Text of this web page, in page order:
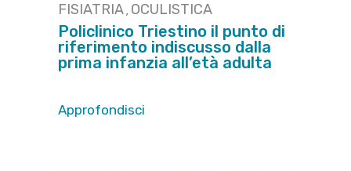
FISIATRIA, OCULISTICA
Policlinico Triestino il punto di
riferimento indiscusso dalla
prima infanzia all’età adulta
Approfondisci